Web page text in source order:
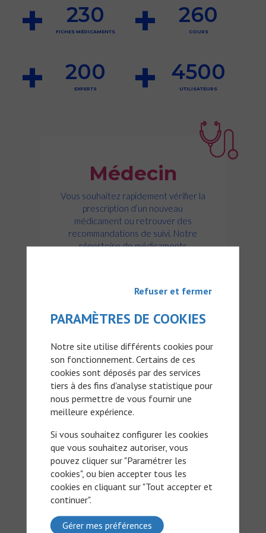
+ 230
FICHES MÉDICAMENTS + 260
COURS
+ 200
EXPERTS + 4500
UTILISATEURS
Médecin
Vous souhaitez rapidement vérifier la
prescription d’un nouveau
médicament ou retrouver des
recommandations de suivi. Notre
répertoire de médicaments
pourrez également enrichir vos
présentées aux congrès
JE DÉCOUVRE
Pharmacien
Les fiches médicaments NetCancer
vous permettent d’accompagner
votre patient pour le suivi de son
d’éventuels effets indésirables. Vous
Refuser et fermer
PARAMÈTRES DE COOKIES
Notre site utilise différents cookies pour
son fonctionnement. Certains de ces
cookies sont déposés par des services
tiers à des fins d'analyse statistique pour
nous permettre de vous fournir une
meilleure expérience.
Si vous souhaitez configurer les cookies
que vous souhaitez autoriser, vous
pouvez cliquer sur "Paramétrer les
cookies", ou bien accepter tous les
cookies en cliquant sur "Tout accepter et
continuer".
Gérer mes préférences